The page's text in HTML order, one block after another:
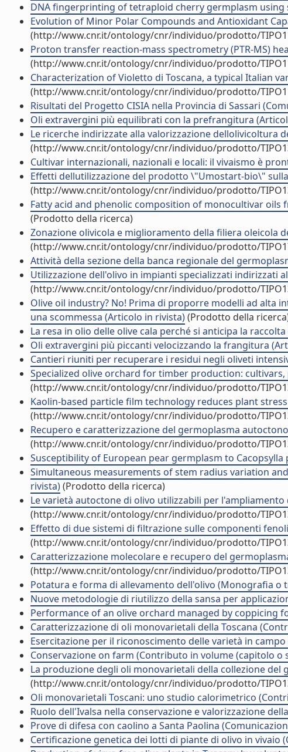
DNA fingerprinting of tetraploid cherry germplasm using
Evolution of Minor Polar Compounds and Antioxidant
(http://www.cnr.it/ontology/cnr/individuo/prodotto/
Proton transfer reaction-mass spectrometry (PTR-MS)
(http://www.cnr.it/ontology/cnr/individuo/prodotto/
Characterization of Violetto di Toscana, a typical Italian
(http://www.cnr.it/ontology/cnr/individuo/prodotto/
Risultati del Progetto CISIA nella Provincia di Sassari
Oli extravergini più equilibrati con la prefrangitura
Le ricerche indirizzate alla valorizzazione
(http://www.cnr.it/ontology/cnr/individuo/prodotto/
Cultivar internazionali, nazionali e locali: il vivaismo è
Effetti dellutilizzazione del prodotto \"Umostart-bio\"
(http://www.cnr.it/ontology/cnr/individuo/prodotto/
Fatty acid and phenolic composition of monocultivar
(Prodotto della ricerca)
Zonazione olivicola e miglioramento della filiera oleicola
(http://www.cnr.it/ontology/cnr/individuo/prodotto/
Attività della sezione della banca regionale del
Utilizzazione dell'olivo in impianti specializzati indirizzati
(http://www.cnr.it/ontology/cnr/individuo/prodotto/
Olive oil industry? No! Prima di proporre modelli ad alta
una scommessa (Articolo in rivista)(Prodotto della
La resa in olio delle olive cala perché si anticipa la
Oli extravergini più piccanti velocizzando la frangitura
Cantieri riuniti per recuperare i residui negli oliveti
Specialized olive orchard for timber production:
(http://www.cnr.it/ontology/cnr/individuo/prodotto/
Kaolin-based particle film technology reduces plant
(http://www.cnr.it/ontology/cnr/individuo/prodotto/
Recupero e caratterizzazione del germoplasma
(http://www.cnr.it/ontology/cnr/individuo/prodotto/
Susceptibility of European pear germplasm to
Simultaneous measurements of stem radius variation
rivista)(Prodotto della ricerca)
Le varietà autoctone di olivo utilizzabili per
(http://www.cnr.it/ontology/cnr/individuo/prodotto/
Effetto di due sistemi di filtrazione sulle componenti
(http://www.cnr.it/ontology/cnr/individuo/prodotto/
Caratterizzazione molecolare e recupero del
(http://www.cnr.it/ontology/cnr/individuo/prodotto/
Potatura e forma di allevamento dell'olivo (Monografia o
Nuove metodologie di riutilizzo della sansa per
Performance of an olive orchard managed by coppicing
Caratterizzazione di oli monovarietali della Toscana
Esercitazione per il riconoscimento delle varietà in
Conservazione on farm (Contributo in volume (capitolo o
La produzione degli oli monovarietali della collezione
(http://www.cnr.it/ontology/cnr/individuo/prodotto/
Oli monovarietali Toscani: uno studio calorimetrico
Ruolo dell'Ivalsa nella conservazione e valorizzazione
Prove di difesa con caolino a Santa Paolina
Certificazione genetica dei lotti di piante di olivo in vivaio